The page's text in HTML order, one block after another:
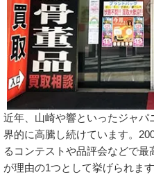
近年、山崎や響といったジャ
界的に高騰し続けています。
るコンテストや品評会などで
が理由の1つとして挙げられます